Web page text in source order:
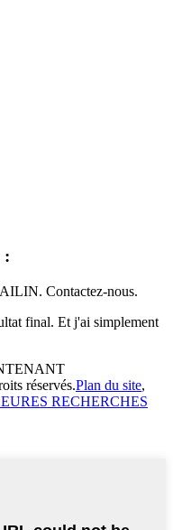
:
Contactez-nous.
final. Et j'ai simplement
réservés.Plan du site,
RECHERCHES